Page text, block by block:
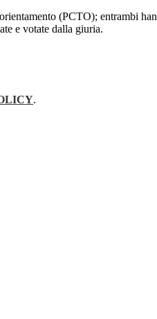
(PCTO); entrambi
e votate dalla giuria.
.